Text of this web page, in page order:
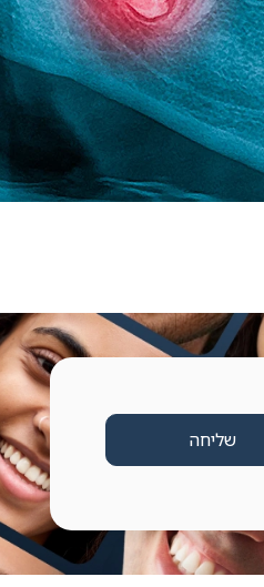
שליחה